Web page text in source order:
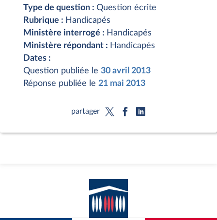
Type de question : Question écrite
Rubrique : Handicapés
Ministère interrogé : Handicapés
Ministère répondant : Handicapés
Dates :
Question publiée le 30 avril 2013
Réponse publiée le 21 mai 2013
partager